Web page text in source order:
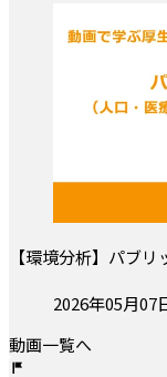
【環境分析】パブ
投稿日:2026年05月07
動画一覧へ